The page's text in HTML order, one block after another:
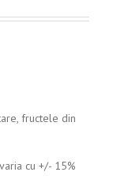
fructele din
cu +/- 15%